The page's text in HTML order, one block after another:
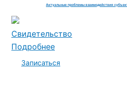
Актуальные проблемы взаимодействия
Свидетельство
Подробнее
Записаться